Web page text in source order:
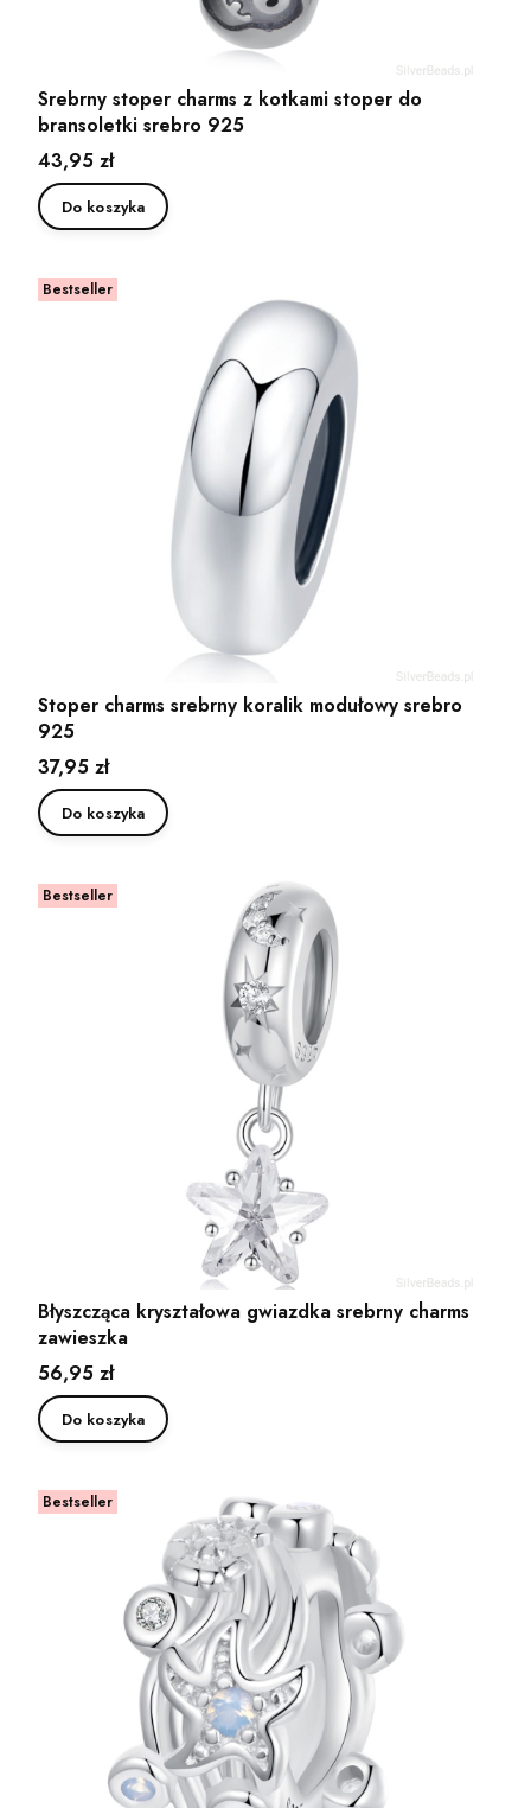
Srebrny stoper charms z kotkami stoper do
bransoletki srebro 925
Cena
43,95 zł
Do koszyka
Bestseller
Stoper charms srebrny koralik modułowy srebro
925
Cena
37,95 zł
Do koszyka
Bestseller
Błyszcząca kryształowa gwiazdka srebrny charms
zawieszka
Cena
56,95 zł
Do koszyka
Bestseller